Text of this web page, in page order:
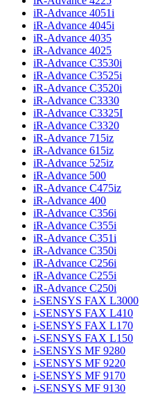
iR-Advance 4051i
iR-Advance 4045i
iR-Advance 4035
iR-Advance 4025
iR-Advance C3530i
iR-Advance C3525i
iR-Advance C3520i
iR-Advance C3330
iR-Advance C3325I
iR-Advance C3320
iR-Advance 715iz
iR-Advance 615iz
iR-Advance 525iz
iR-Advance 500
iR-Advance C475iz
iR-Advance 400
iR-Advance C356i
iR-Advance C355i
iR-Advance C351i
iR-Advance C350i
iR-Advance C256i
iR-Advance C255i
iR-Advance C250i
i-SENSYS FAX L3000
i-SENSYS FAX L410
i-SENSYS FAX L170
i-SENSYS FAX L150
i-SENSYS MF 9280
i-SENSYS MF 9220
i-SENSYS MF 9170
i-SENSYS MF 9130